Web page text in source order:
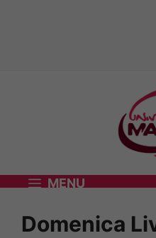
MENU
Domenica